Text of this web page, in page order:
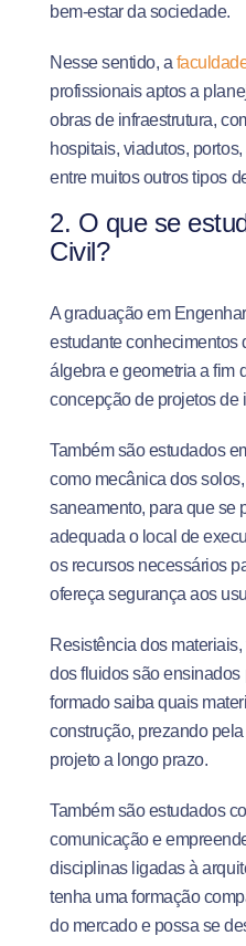
bem-estar da sociedade.
Nesse sentido, a
profissionais aptos a
obras de infraestrutura,
hospitais, viadutos,
entre muitos outros tipos
2. O que se
Civil?
A graduação em
estudante conhecimentos
álgebra e geometria a fim
concepção de projetos de
Também são estudados
como mecânica dos
saneamento, para que se
adequada o local de
os recursos necessários
ofereça segurança aos
Resistência dos
dos fluidos são ensinados
formado saiba quais
construção, prezando
projeto a longo prazo.
Também são estudados
comunicação e
disciplinas ligadas à
tenha uma formação
do mercado e possa se